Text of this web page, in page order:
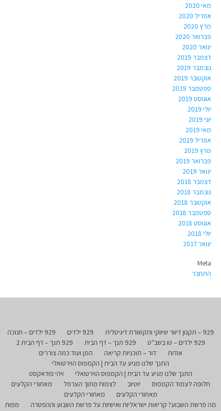
מאי 2020
אפריל 2020
מרץ 2020
פברואר 2020
ינואר 2020
דצמבר 2019
נובמבר 2019
אוקטובר 2019
ספטמבר 2019
אוגוסט 2019
יולי 2019
יוני 2019
מאי 2019
אפריל 2019
מרץ 2019
פברואר 2019
ינואר 2019
דצמבר 2018
נובמבר 2018
אוקטובר 2018
ספטמבר 2018
אוגוסט 2018
יולי 2018
ינואר 2017
Meta
התחבר
929 – תקנון דיוור שיווקי ותקשורת דיגיטלית 929 ילדים
929 ילדים – חנוכה
929 ילדים – טו בשב"ט
929 תנך – דף הבית
929 תנך – דף הבית 2
אודות
דור – תוכניות קריאה
המן ועוד כמה צוררים
התנך שלנו מגיע עד הבית | הקמפוס הוירטואלי
התנך שלנו מגיע עד הבית | הקמפוס הוירטואלי
ויהי פודאקסט
חלופה לעמוד הקמפוס
יוטיוב לצמוח מתוך הערפל
מאחורי הקלעים
מאחורי הקלעים
מאחורי הקלעים
מה פרשת השבוע? קריאות ישראליות ואישיות על פרשת השבוע וההפטרה
מפות